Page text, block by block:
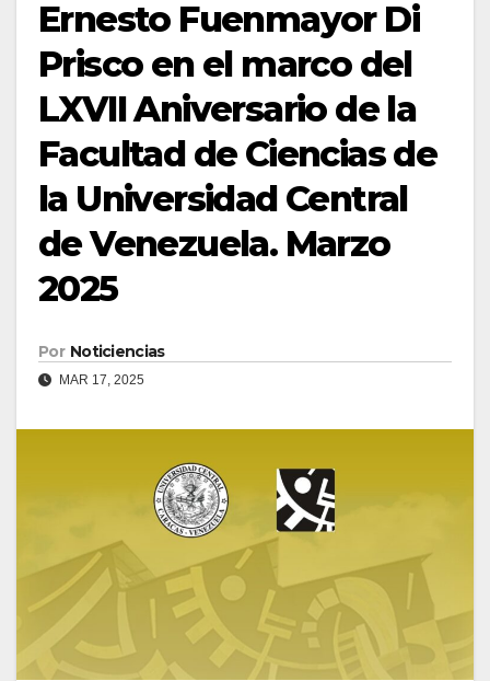
Ernesto Fuenmayor Di
Prisco en el marco del
LXVII Aniversario de la
Facultad de Ciencias de
la Universidad Central
de Venezuela. Marzo
2025
Por Noticiencias
MAR 17, 2025